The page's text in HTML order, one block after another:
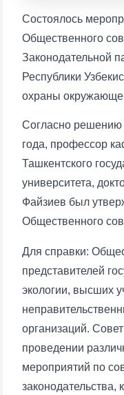
Состоялось
Общественного
Законодательной
Республики
охраны
Согласно решению
года, профессор
Ташкентского
университета,
Файзиев был
Общественного
Для справки:
представителей
экологии, высших
организаций.
проведении
мероприятий по
законодательства,